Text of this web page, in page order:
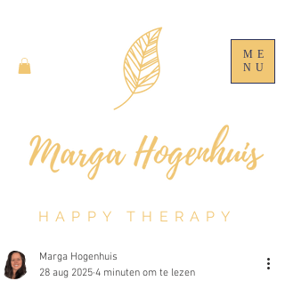
ME
NU
HAPPY THERAPY
Marga Hogenhuis
28 aug 2025 4 minuten om te lezen